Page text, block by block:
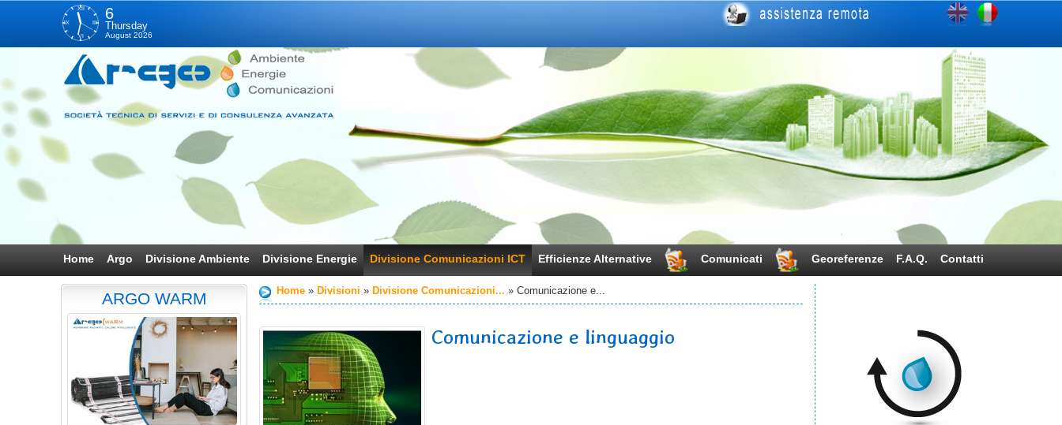
XII
III
VI
IX 6
Thursday
August 2026
Home Argo Divisione Ambiente Divisione Energie Divisione Comunicazioni ICT Efficienze Alternative Comunicati Georeferenze F.A.Q. Contatti
Home Divisioni Divisione Comunicazioni... Comunicazione e...
Comunicazione e linguaggio
ARGO WARM